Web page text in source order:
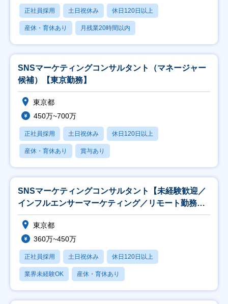
正社員採用 土日祝休み 休日120日以上
産休・育休あり 月残業20時間以内
SNSマーケティングコンサルタント（マネージャー
候補）【東京勤務】
東京都
450万~700万
正社員採用 土日祝休み 休日120日以上
産休・育休あり 賞与あり
SNSマーケティングコンサルタント【未経験歓迎／
インフルエンサーマーケティング／リモート勤務
可】
東京都
360万~450万
正社員採用 土日祝休み 休日120日以上
業界未経験OK 産休・育休あり